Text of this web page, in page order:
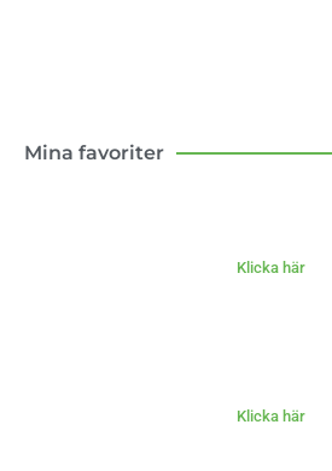
Mina favoriter
Klicka här
Klicka här